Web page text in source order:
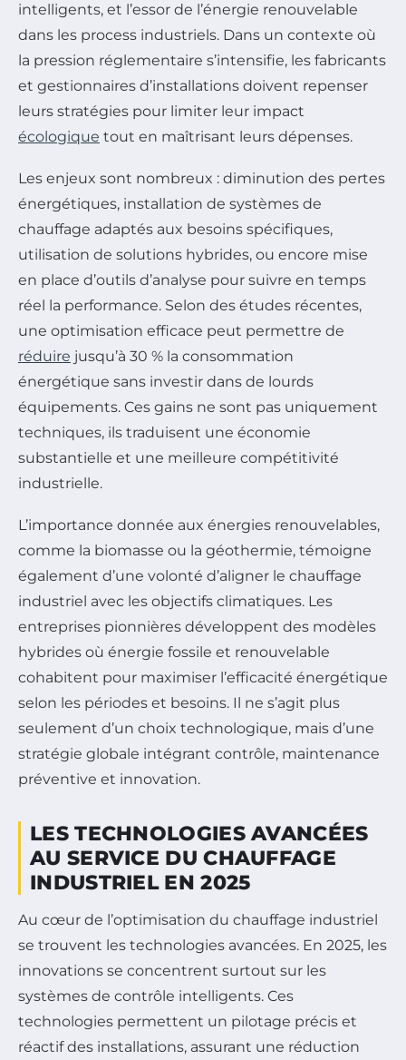
intelligents, et l’essor de l’énergie renouvelable
dans les process industriels. Dans un contexte où
la pression réglementaire s’intensifie, les fabricants
et gestionnaires d’installations doivent repenser
leurs stratégies pour limiter leur impact
écologique tout en maîtrisant leurs dépenses.
Les enjeux sont nombreux : diminution des pertes
énergétiques, installation de systèmes de
chauffage adaptés aux besoins spécifiques,
utilisation de solutions hybrides, ou encore mise
en place d’outils d’analyse pour suivre en temps
réel la performance. Selon des études récentes,
une optimisation efficace peut permettre de
réduire jusqu’à 30 % la consommation
énergétique sans investir dans de lourds
équipements. Ces gains ne sont pas uniquement
techniques, ils traduisent une économie
substantielle et une meilleure compétitivité
industrielle.
L’importance donnée aux énergies renouvelables,
comme la biomasse ou la géothermie, témoigne
également d’une volonté d’aligner le chauffage
industriel avec les objectifs climatiques. Les
entreprises pionnières développent des modèles
hybrides où énergie fossile et renouvelable
cohabitent pour maximiser l’efficacité énergétique
selon les périodes et besoins. Il ne s’agit plus
seulement d’un choix technologique, mais d’une
stratégie globale intégrant contrôle, maintenance
préventive et innovation.
LES TECHNOLOGIES AVANCÉES
AU SERVICE DU CHAUFFAGE
INDUSTRIEL EN 2025
Au cœur de l’optimisation du chauffage industriel
se trouvent les technologies avancées. En 2025, les
innovations se concentrent surtout sur les
systèmes de contrôle intelligents. Ces
technologies permettent un pilotage précis et
réactif des installations, assurant une réduction